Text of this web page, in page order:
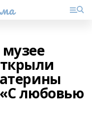
любовью